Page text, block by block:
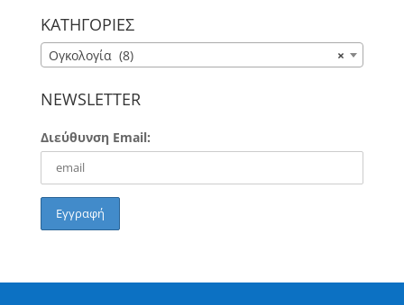
ΚΑΤΗΓΟΡΙΕΣ
×
Ογκολογία (8)
NEWSLETTER
Διεύθυνση Email: